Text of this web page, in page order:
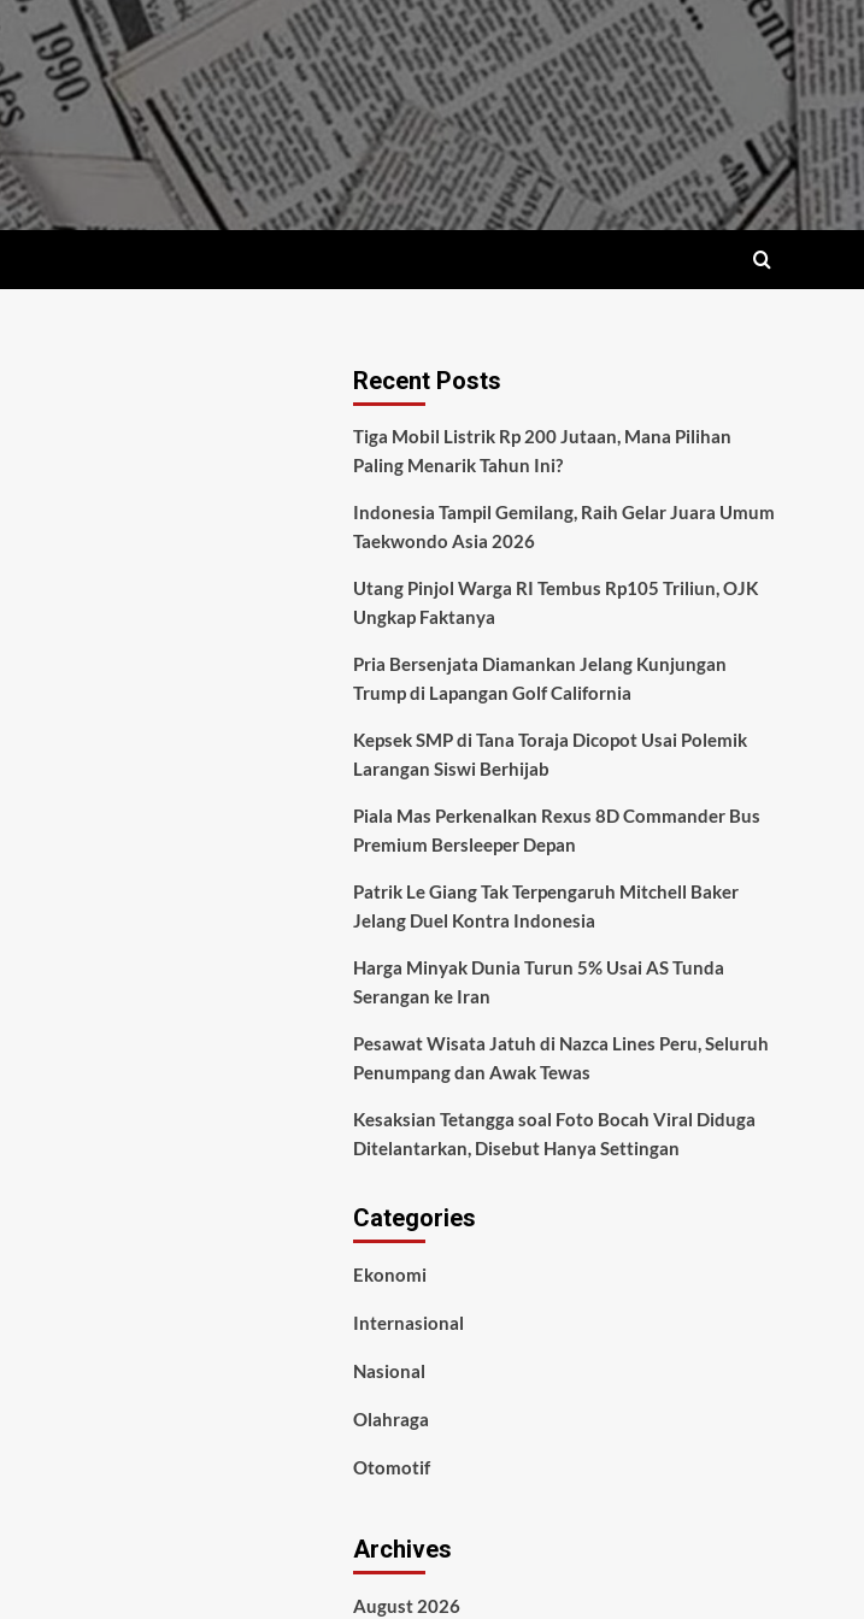
Recent Posts
Tiga Mobil Listrik Rp 200 Jutaan, Mana Pilihan
Paling Menarik Tahun Ini?
Indonesia Tampil Gemilang, Raih Gelar Juara Umum
Taekwondo Asia 2026
Utang Pinjol Warga RI Tembus Rp105 Triliun, OJK
Ungkap Faktanya
Pria Bersenjata Diamankan Jelang Kunjungan
Trump di Lapangan Golf California
Kepsek SMP di Tana Toraja Dicopot Usai Polemik
Larangan Siswi Berhijab
Piala Mas Perkenalkan Rexus 8D Commander Bus
Premium Bersleeper Depan
Patrik Le Giang Tak Terpengaruh Mitchell Baker
Jelang Duel Kontra Indonesia
Harga Minyak Dunia Turun 5% Usai AS Tunda
Serangan ke Iran
Pesawat Wisata Jatuh di Nazca Lines Peru, Seluruh
Penumpang dan Awak Tewas
Kesaksian Tetangga soal Foto Bocah Viral Diduga
Ditelantarkan, Disebut Hanya Settingan
Categories
Ekonomi
Internasional
Nasional
Olahraga
Otomotif
Archives
August 2026